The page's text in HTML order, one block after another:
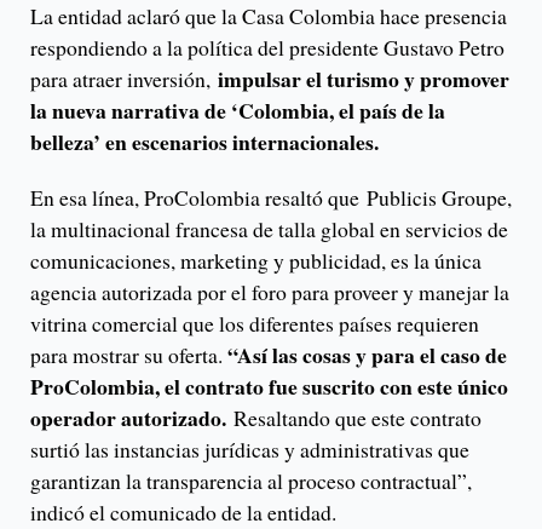
La entidad aclaró que la Casa Colombia hace presencia
respondiendo a la política del presidente Gustavo Petro
para atraer inversión, impulsar el turismo y promover
la nueva narrativa de ‘Colombia, el país de la
belleza’ en escenarios internacionales.
En esa línea, ProColombia resaltó que Publicis Groupe,
la multinacional francesa de talla global en servicios de
comunicaciones, marketing y publicidad, es la única
agencia autorizada por el foro para proveer y manejar la
vitrina comercial que los diferentes países requieren
para mostrar su oferta. “Así las cosas y para el caso de
ProColombia, el contrato fue suscrito con este único
operador autorizado. Resaltando que este contrato
surtió las instancias jurídicas y administrativas que
garantizan la transparencia al proceso contractual”,
indicó el comunicado de la entidad.